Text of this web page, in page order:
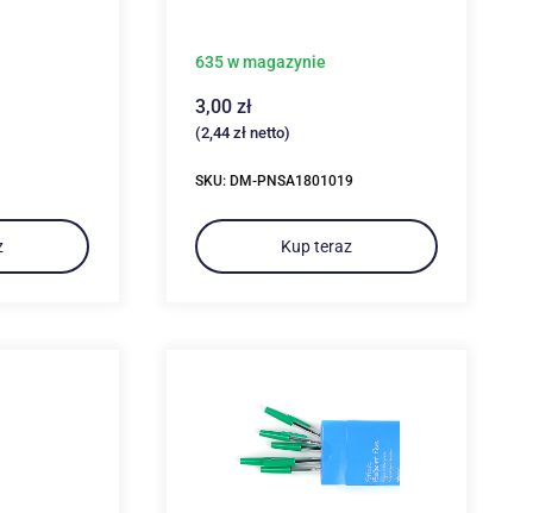
635 w magazynie
3,00 zł
(2,44 zł netto)
SKU: DM-PNSA1801019
Kup teraz